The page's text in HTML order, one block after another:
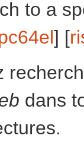
to a
] [
dans